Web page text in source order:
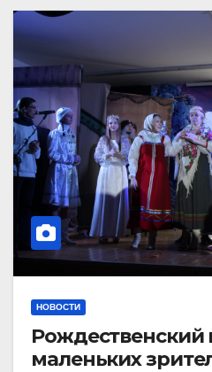
НОВОСТИ
Рождественский
маленьких